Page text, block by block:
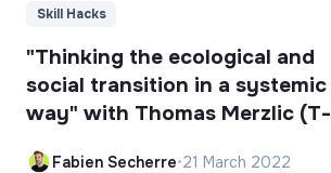
Skill Hacks
"Thinking the ecological and
social transition in a systemic
way" with Thomas Merzlic (T-
Fabien Secherre•21 March 2022